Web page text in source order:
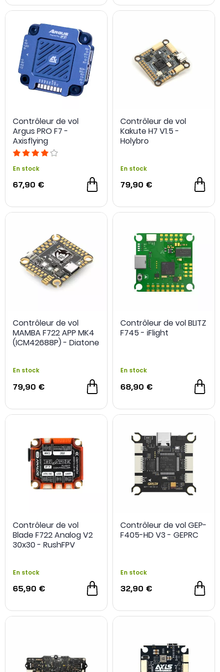
Retrouvez notre vidéo dédiée aux contrôleurs de vol issue
de notre
en bas de page.
Contrôleur de vol
Argus PRO F7 -
Axisflying
En stock
67,90 €
Contrôleur de vol
Kakute H7 V1.5 -
Holybro
En stock
79,90 €
Contrôleur de vol
MAMBA F722 APP MK4
(ICM42688P) - Diatone
En stock
79,90 €
Contrôleur de vol BLITZ
F745 - iFlight
En stock
68,90 €
Contrôleur de vol
Blade F722 Analog V2
30x30 - RushFPV
En stock
65,90 €
Contrôleur de vol GEP-
F405-HD V3 - GEPRC
En stock
32,90 €